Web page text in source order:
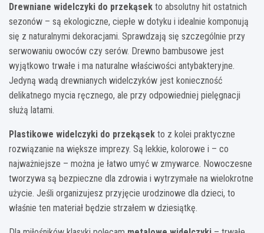
Drewniane widelczyki do przekąsek to absolutny hit ostatnich
sezonów – są ekologiczne, ciepłe w dotyku i idealnie komponują
się z naturalnymi dekoracjami. Sprawdzają się szczególnie przy
serwowaniu owoców czy serów. Drewno bambusowe jest
wyjątkowo trwałe i ma naturalne właściwości antybakteryjne.
Jedyną wadą drewnianych widelczyków jest konieczność
delikatnego mycia ręcznego, ale przy odpowiedniej pielęgnacji
służą latami.
Plastikowe widelczyki do przekąsek to z kolei praktyczne
rozwiązanie na większe imprezy. Są lekkie, kolorowe i – co
najważniejsze – można je łatwo umyć w zmywarce. Nowoczesne
tworzywa są bezpieczne dla zdrowia i wytrzymałe na wielokrotne
użycie. Jeśli organizujesz przyjęcie urodzinowe dla dzieci, to
właśnie ten materiał będzie strzałem w dziesiątkę.